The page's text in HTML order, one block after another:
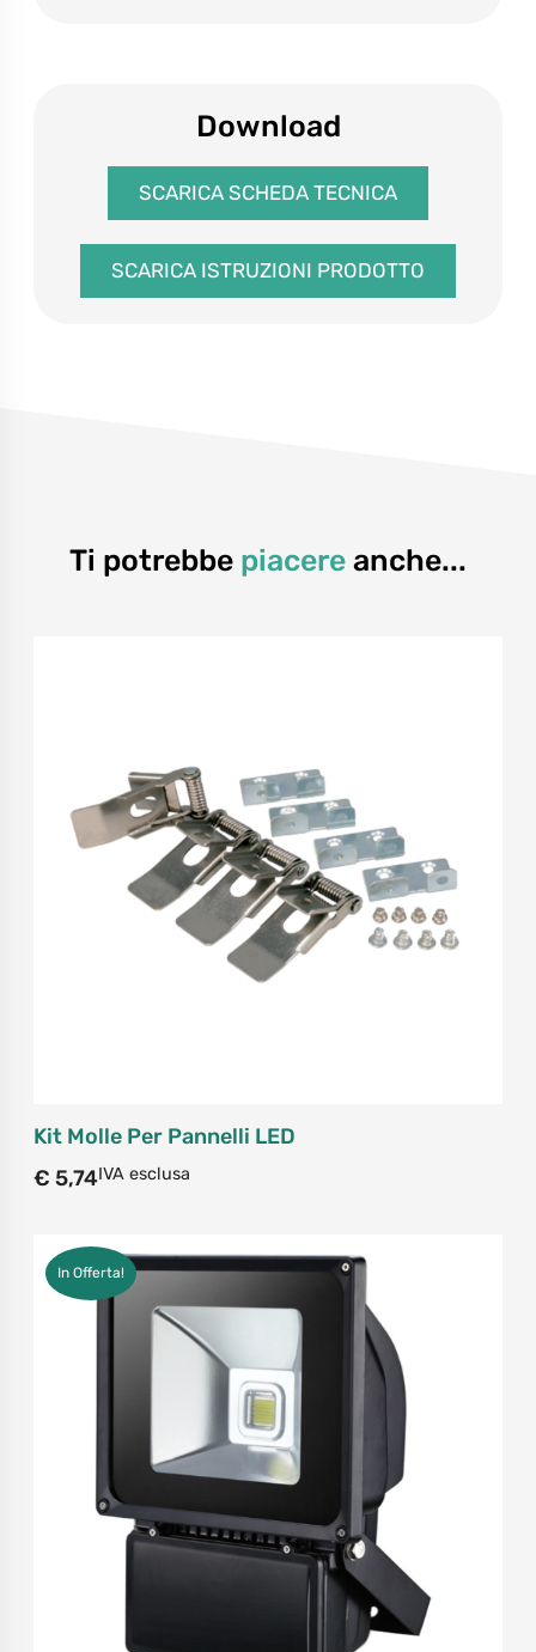
Download
SCARICA SCHEDA TECNICA
SCARICA ISTRUZIONI PRODOTTO
Ti potrebbe piacere anche...
Kit Molle Per Pannelli LED
€ 5,74IVA esclusa
In Offerta!